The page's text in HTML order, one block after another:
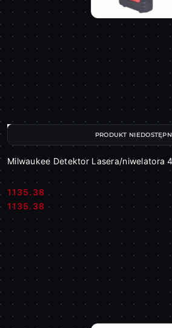
Milwaukee Detektor Lasera/niwelatora
Cena:
1135.38
Cena:
1135.38
PRODUKT